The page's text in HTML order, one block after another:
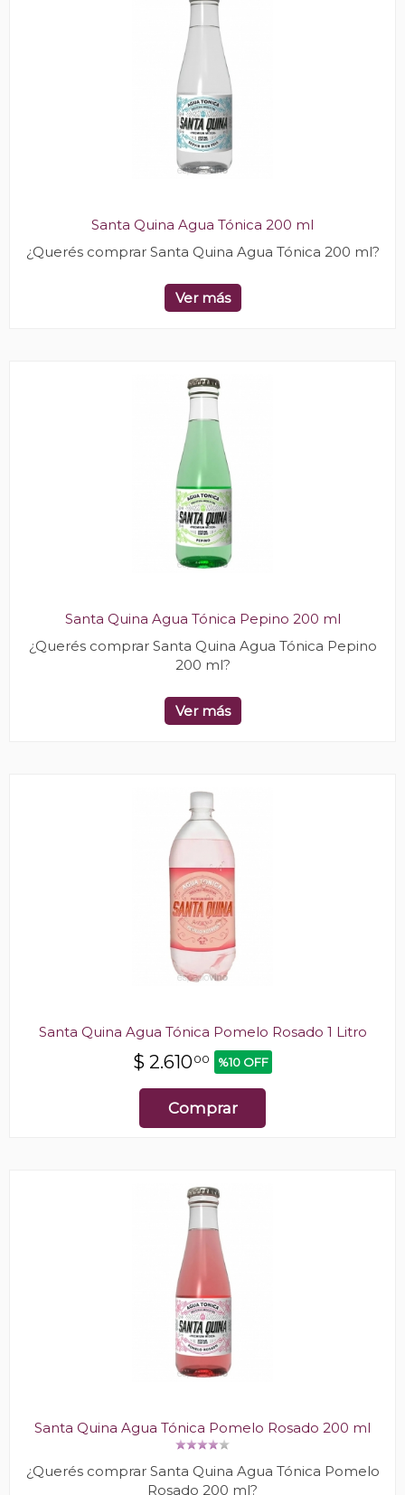
Santa Quina Agua Tónica 200 ml
¿Querés comprar Santa Quina Agua Tónica 200 ml?
Ver más
Santa Quina Agua Tónica Pepino 200 ml
¿Querés comprar Santa Quina Agua Tónica Pepino
200 ml?
Ver más
Santa Quina Agua Tónica Pomelo Rosado 1 Litro
$ 2.61000 %10 OFF
Comprar
Santa Quina Agua Tónica Pomelo Rosado 200 ml
¿Querés comprar Santa Quina Agua Tónica Pomelo
Rosado 200 ml?